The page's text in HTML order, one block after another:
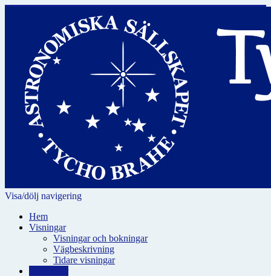
Visa/dölj navigering
Hem
Visningar
Visningar och bokningar
Vägbeskrivning
Tidare visningar